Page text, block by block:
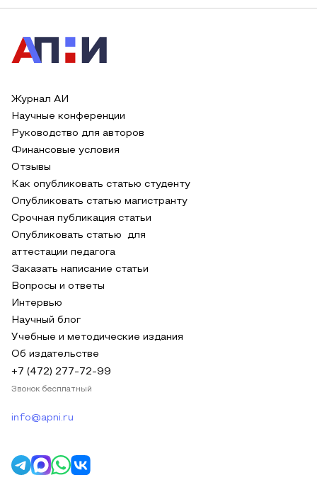
Журнал АИ
Научные конференции
Руководство для авторов
Финансовые условия
Отзывы
Как опубликовать статью студенту
Опубликовать статью магистранту
Срочная публикация статьи
Опубликовать статью для
аттестации педагога
Заказать написание статьи
Вопросы и ответы
Интервью
Научный блог
Учебные и методические издания
Об издательстве
+7 (472) 277-72-99
Звонок бесплатный
info@apni.ru